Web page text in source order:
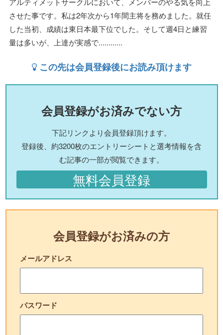
させた事です。私は2年次から1年間主将を務めました。就任
した当初、成績は東日本最下位でした。そして週4日と練習
量は多いが、上達が実感で............
この先は会員登録後にお読み頂けます
会員登録がお済みでない方
下記リンクより会員登録頂けます。
登録後、約3200枚のエントリーシートと選考情報を含
む記事の一部が閲覧できます。
無料会員登録
会員登録がお済みの方
メールアドレス
パスワード